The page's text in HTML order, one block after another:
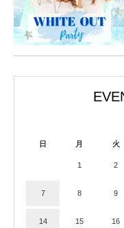
日 月 火
1 2
7 8 9
14 15 16